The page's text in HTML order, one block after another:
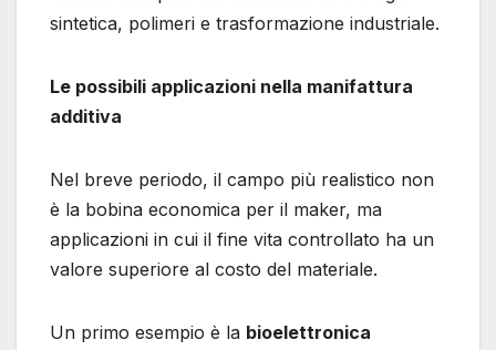
sintetica, polimeri e trasformazione industriale.
Le possibili applicazioni nella manifattura
additiva
Nel breve periodo, il campo più realistico non
è la bobina economica per il maker, ma
applicazioni in cui il fine vita controllato ha un
valore superiore al costo del materiale.
Un primo esempio è la bioelettronica